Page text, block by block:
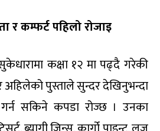
कम्फर्ट पहिलो रोजाइ
कक्षा १२ मा पढ्दै गरेकी
अहिलेको पुस्ताले सुन्दर देखिनुभन्दा
सकिने कपडा रोज्छ । उनका